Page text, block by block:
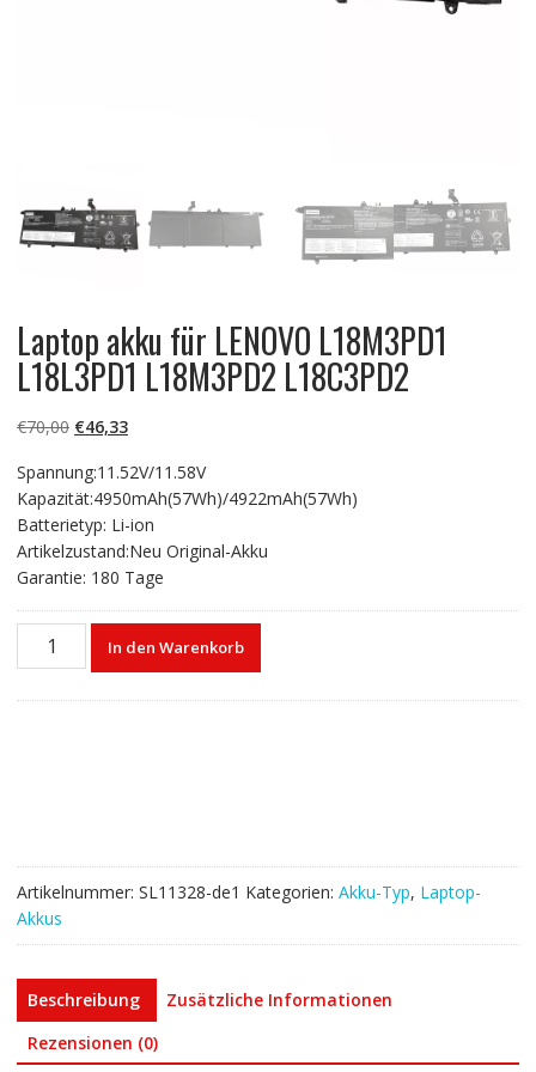
Laptop akku für LENOVO L18M3PD1
L18L3PD1 L18M3PD2 L18C3PD2
€70,00 Ursprünglicher
war:
€70,00
€46,33Aktueller
ist:
€46,33.
Spannung:11.52V/11.58V
Kapazität:4950mAh(57Wh)/4922mAh(57Wh)
Batterietyp: Li-ion
Artikelzustand:Neu Original-Akku
Garantie: 180 Tage
Laptop
In den Warenkorb
Artikelnummer: SL11328-de1 Kategorien: Akku-Typ, Laptop-
Akkus
Beschreibung
Zusätzliche Informationen
Rezensionen (0)